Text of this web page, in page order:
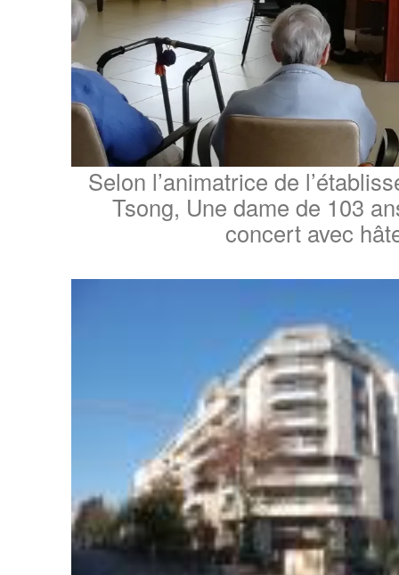
Selon l’animatrice de
Tsong, Une dame de 103
concert avec